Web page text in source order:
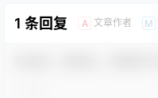
1 条回复 A 文章作者 M